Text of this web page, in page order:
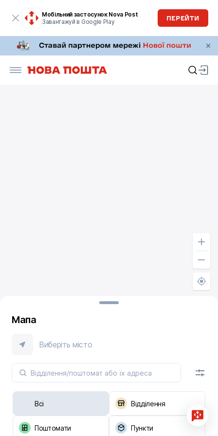
Мобільний застосунок Nova Post
Завантажуй в Google Play
ПЕРЕЙТИ
Мапа
Виберіть місто
Всі Відділення
Поштомати Пункти